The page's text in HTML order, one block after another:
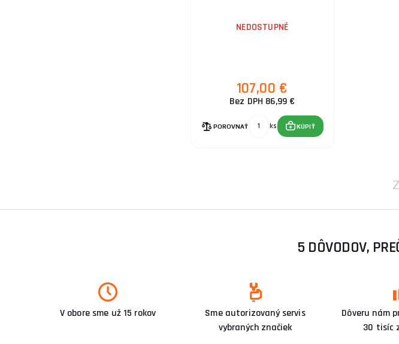
NEDOSTUPNÉ
107,00 €
Bez DPH 86,99 €
POROVNAŤ ks KÚPIŤ
5 DÔVODOV,
V obore sme už 15 rokov
Sme autorizovaný servis
vybraných značiek
Dôveru nám
30 tisíc